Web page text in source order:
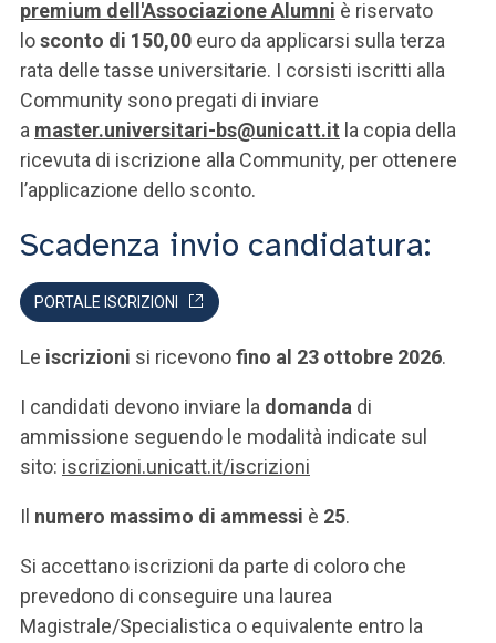
premium dell'Associazione Alumni è riservato
losconto di 150,00 euro da applicarsi sulla terza
rata delle tasse universitarie. I corsisti iscritti alla
Community sono pregati di inviare
a master.universitari-bs@unicatt.it la copia della
ricevuta di iscrizione alla Community, per ottenere
l’applicazione dello sconto.
Scadenza invio candidatura:
PORTALE ISCRIZIONI
Le iscrizioni si ricevonofino al 23 ottobre 2026.
I candidati devono inviare la domanda di
ammissione seguendo le modalità indicate sul
sito: iscrizioni.unicatt.it/iscrizioni
Il numero massimo di ammessi è 25.
Si accettano iscrizioni da parte di coloro che
prevedono di conseguire una laurea
Magistrale/Specialistica o equivalente entro la